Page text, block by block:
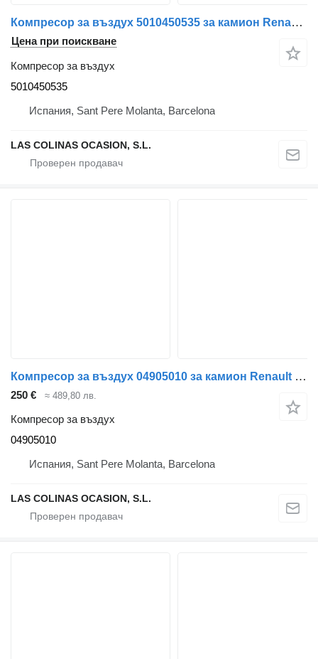
Компресор за въздух 5010450535 за камион Renault Midlum
Цена при поискване
Компресор за въздух
5010450535
Испания, Sant Pere Molanta, Barcelona
LAS COLINAS OCASION, S.L.
Компресор за въздух 04905010 за камион Renault Midlum
250 € ≈ 489,80 лв.
Компресор за въздух
04905010
Испания, Sant Pere Molanta, Barcelona
LAS COLINAS OCASION, S.L.